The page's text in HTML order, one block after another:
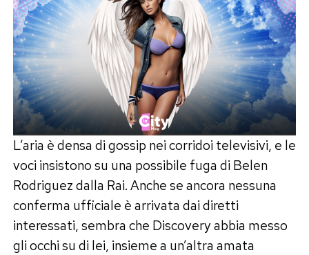
L’aria è densa di gossip nei corridoi televisivi, e le
voci insistono su una possibile fuga di Belen
Rodriguez dalla Rai. Anche se ancora nessuna
conferma ufficiale è arrivata dai diretti
interessati, sembra che Discovery abbia messo
gli occhi su di lei, insieme a un’altra amata